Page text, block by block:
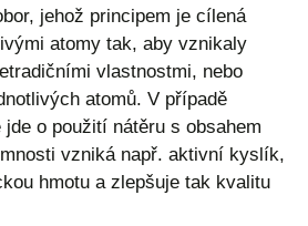
jehož principem je cílená
atomy tak, aby vznikaly
vlastnostmi, nebo
atomů. V případě
o použití nátěru s obsahem
vzniká např. aktivní kyslík,
hmotu a zlepšuje tak kvalitu